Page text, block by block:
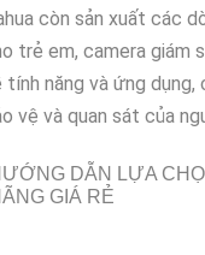
còn sản xuất các
trẻ em, camera giám
tính năng và ứng
vệ và quan sát của
DẪN LỰA
GIÁ RẺ